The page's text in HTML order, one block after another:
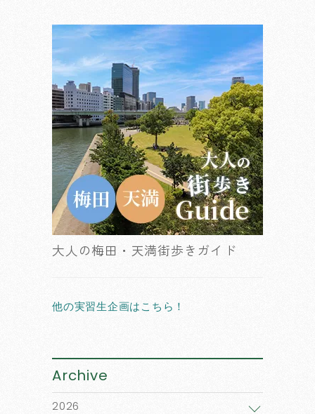
大人の梅田・天満街歩きガイド
他の実習生企画はこちら！
Archive
2026